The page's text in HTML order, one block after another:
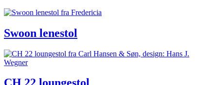
Swoon lenestol